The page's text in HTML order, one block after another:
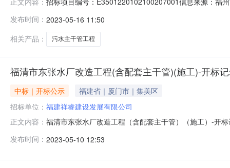
记录内容开标情况记录表二开标情况记录表三签章打印
发布时间： 2023-05-16 11:50
相关产品：
污水主干管工程
福清市东张水厂改造工程(含配套主干管)(施工)-开标
中标｜开标公示
福建省｜厦门市｜集美区
招标单位： 福建祥睿建设发展有限公司
正文内容： 福清市东张水厂改造工程（含配套主干管）（施工）-开
其建造师注册编号投标保证金（元）投标报价（元）质
发布时间： 2023-05-10 12:53